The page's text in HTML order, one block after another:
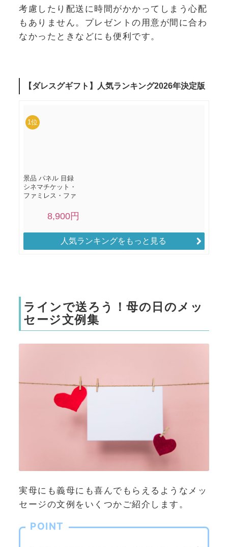
考慮したり配送に時間がかかってしまう心配
もありません。プレゼントの用意が間に合わ
なかったときなどにも便利です。
人気ランキングをもっと見る
ラインで送ろう！母の日のメッ
セージ文例集
実母にも義母にも喜んでもらえるようなメッ
セージの文例をいくつかご紹介します。
POINT